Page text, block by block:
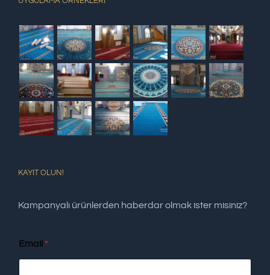
KAYIT OLUN!
Kampanyalı ürünlerden haberdar olmak ister misiniz?
Email *